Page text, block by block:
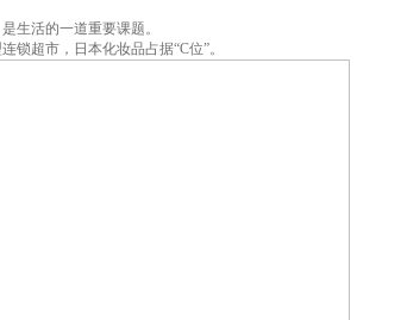
生活的一道重要课题。
锁超市，日本化妆品占据“C位”。